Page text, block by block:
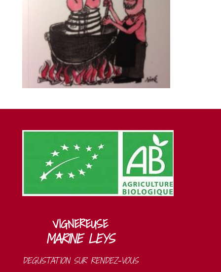
VIGNEREUSE
MARINE LEYS
DEGUSTATION SUR RENDEZ-VOUS